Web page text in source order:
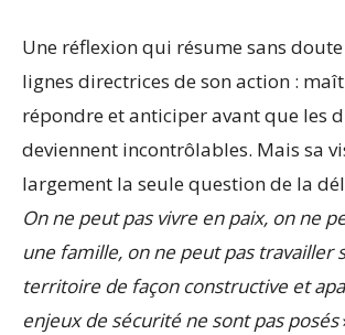
Une réflexion qui résume sans doute
lignes directrices de son action :
répondre et anticiper avant que les
deviennent incontrôlables. Mais sa
largement la seule question de la
On ne peut pas vivre en paix, on ne
une famille, on ne peut pas travailler
territoire de façon constructive et
enjeux de sécurité ne sont pas posés